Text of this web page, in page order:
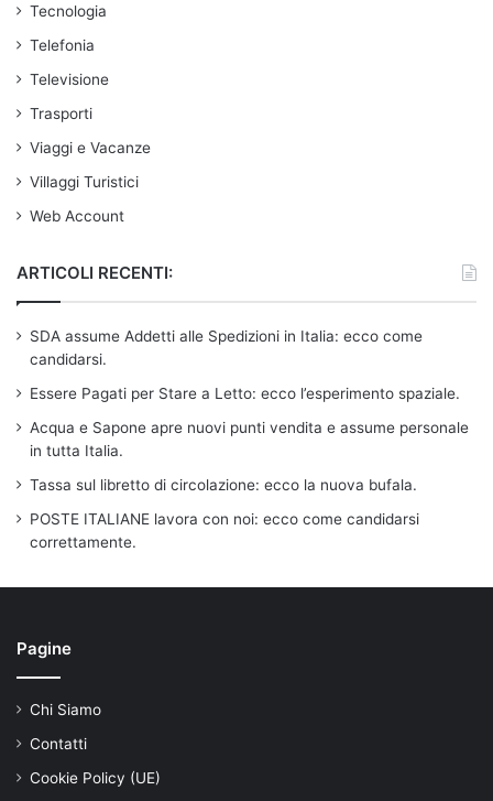
Tecnologia
Telefonia
Televisione
Trasporti
Viaggi e Vacanze
Villaggi Turistici
Web Account
ARTICOLI RECENTI:
SDA assume Addetti alle Spedizioni in Italia: ecco come
candidarsi.
Essere Pagati per Stare a Letto: ecco l’esperimento spaziale.
Acqua e Sapone apre nuovi punti vendita e assume personale
in tutta Italia.
Tassa sul libretto di circolazione: ecco la nuova bufala.
POSTE ITALIANE lavora con noi: ecco come candidarsi
correttamente.
Pagine
Chi Siamo
Contatti
Cookie Policy (UE)